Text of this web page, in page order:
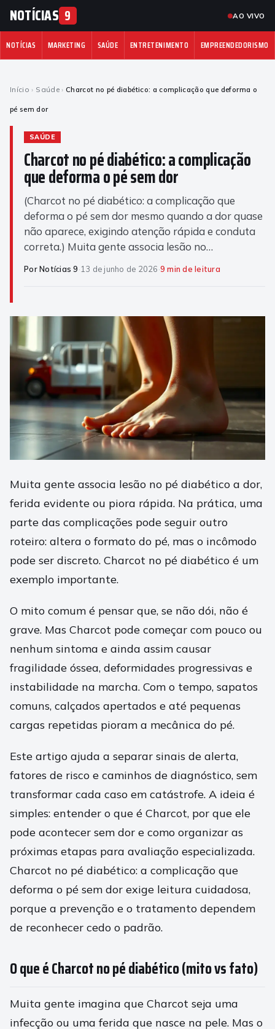
NOTÍCIAS 9 AO VIVO
NOTÍCIAS MARKETING SAÚDE ENTRETENIMENTO EMPREENDEDORISMO
Início › Saúde › Charcot no pé diabético: a complicação que deforma o
pé sem dor
SAÚDE
Charcot no pé diabético: a complicação
que deforma o pé sem dor
(Charcot no pé diabético: a complicação que
deforma o pé sem dor mesmo quando a dor quase
não aparece, exigindo atenção rápida e conduta
correta.) Muita gente associa lesão no…
Por Notícias 9·13 de junho de 2026·9 min de leitura
Muita gente associa lesão no pé diabético a dor,
ferida evidente ou piora rápida. Na prática, uma
parte das complicações pode seguir outro
roteiro: altera o formato do pé, mas o incômodo
pode ser discreto. Charcot no pé diabético é um
exemplo importante.
O mito comum é pensar que, se não dói, não é
grave. Mas Charcot pode começar com pouco ou
nenhum sintoma e ainda assim causar
fragilidade óssea, deformidades progressivas e
instabilidade na marcha. Com o tempo, sapatos
comuns, calçados apertados e até pequenas
cargas repetidas pioram a mecânica do pé.
Este artigo ajuda a separar sinais de alerta,
fatores de risco e caminhos de diagnóstico, sem
transformar cada caso em catástrofe. A ideia é
simples: entender o que é Charcot, por que ele
pode acontecer sem dor e como organizar as
próximas etapas para avaliação especializada.
Charcot no pé diabético: a complicação que
deforma o pé sem dor exige leitura cuidadosa,
porque a prevenção e o tratamento dependem
de reconhecer cedo o padrão.
O que é Charcot no pé diabético (mito vs fato)
Muita gente imagina que Charcot seja uma
infecção ou uma ferida que nasce na pele. Mas o